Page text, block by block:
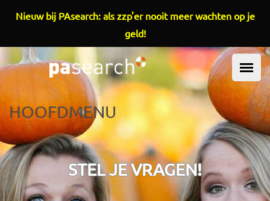
Overslaan en naar de inhoud gaan
HOOFDMENU
STEL JE VRAGEN!
Nieuw bij PAsearch: als zzp'er nooit meer wachten op je
geld!